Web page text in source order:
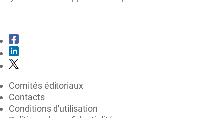
Comités éditoriaux
Contacts
Conditions d'utilisation